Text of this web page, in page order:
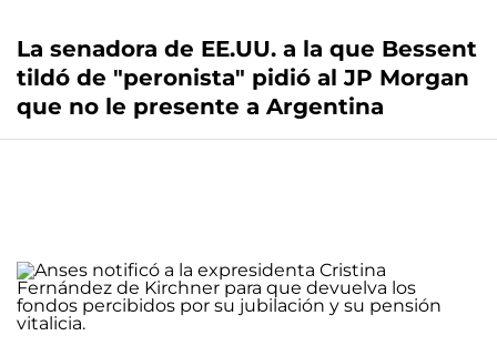
La senadora de EE.UU. a la que Bessent
tildó de "peronista" pidió al JP Morgan
que no le presente a Argentina